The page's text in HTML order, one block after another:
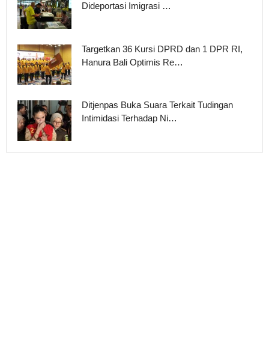
Dideportasi Imigrasi …
Targetkan 36 Kursi DPRD dan 1 DPR RI,
Hanura Bali Optimis Re…
Ditjenpas Buka Suara Terkait Tudingan
Intimidasi Terhadap Ni…